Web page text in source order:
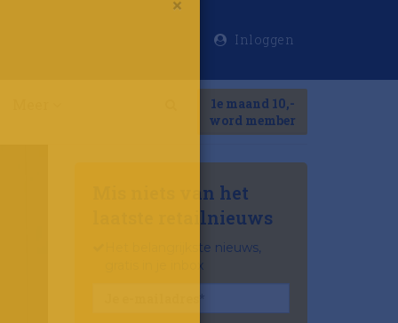
Inloggen
1e maand 10,-
word member
Mis niets van het
laatste retailnieuws
Het belangrijkste nieuws,
gratis in je inbox